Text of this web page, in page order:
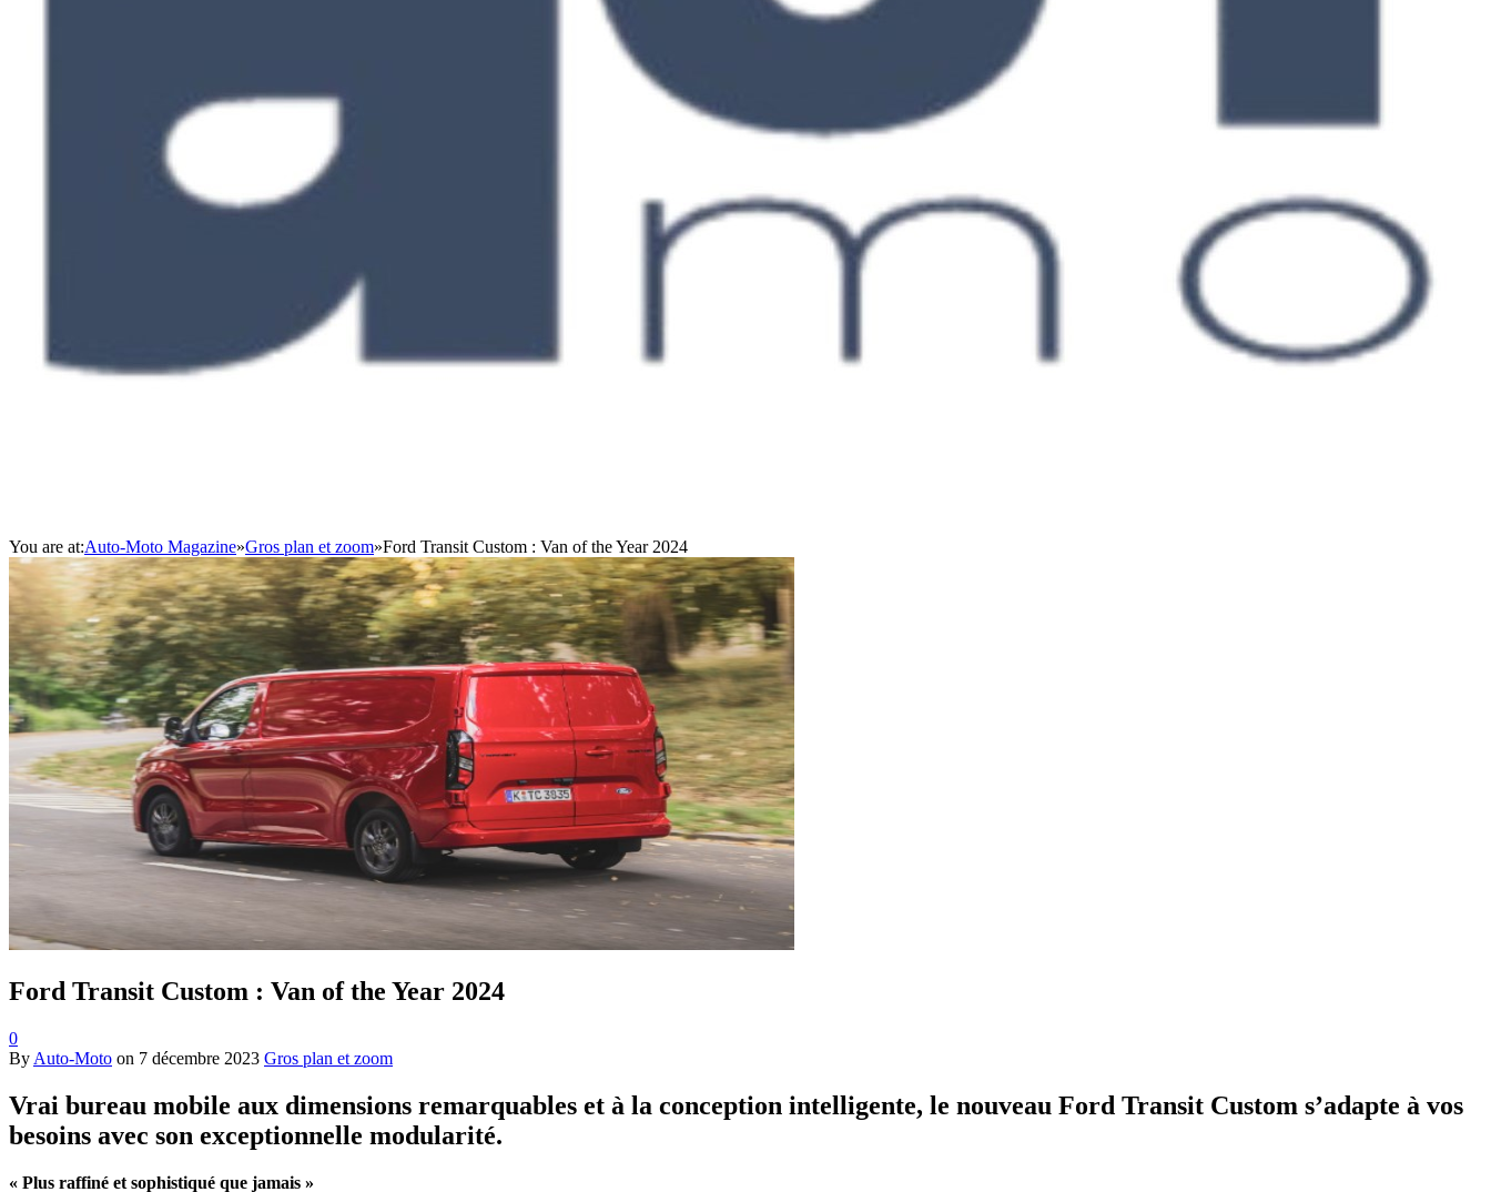
You are at:Auto-Moto Magazine»Gros plan et zoom»Ford Transit Custom : Van of the Year 2024
Ford Transit Custom : Van of the Year 2024
0
By Auto-Moto on 7 décembre 2023 Gros plan et zoom
Vrai bureau mobile aux dimensions remarquables et à la conception intelligente, le nouveau Ford Transit Custom s’adapte à vos
besoins avec son exceptionnelle modularité.
« Plus raffiné et sophistiqué que jamais »